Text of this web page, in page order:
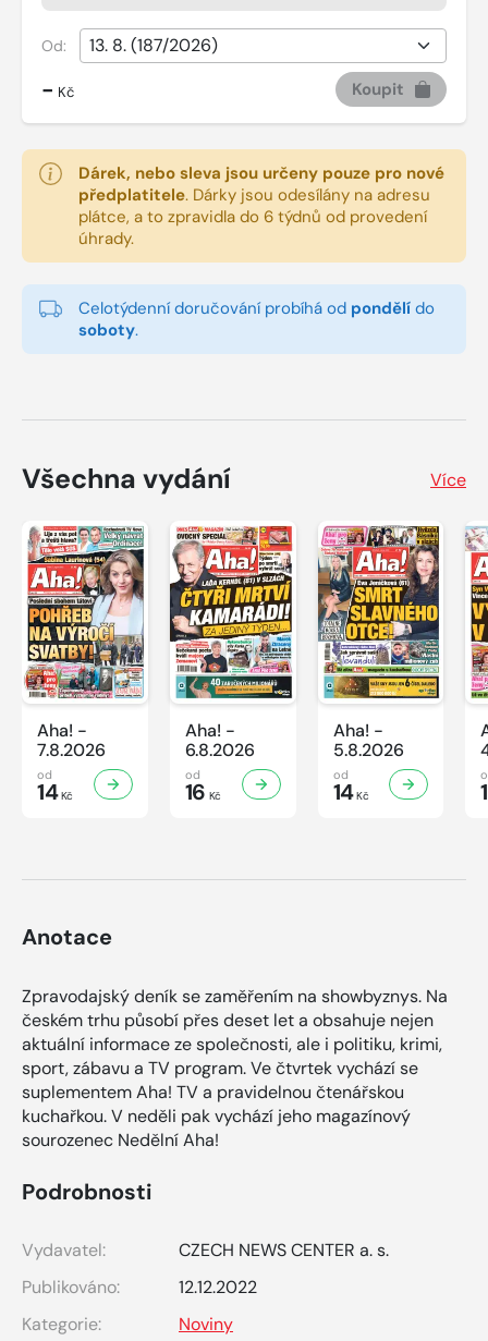
Od:
- Kč Koupit
Dárek, nebo sleva jsou určeny pouze pro nové
předplatitele. Dárky jsou odesílány na adresu
plátce, a to zpravidla do 6 týdnů od provedení
úhrady.
Celotýdenní doručování probíhá od pondělí do
soboty.
Všechna vydání Více
Aha! -
7.8.2026
od
14Kč
Aha! -
6.8.2026
od
16 Kč
Aha! -
5.8.2026
od
14Kč
Anotace
Zpravodajský deník se zaměřením na showbyznys. Na
českém trhu působí přes deset let a obsahuje nejen
aktuální informace ze společnosti, ale i politiku, krimi,
sport, zábavu a TV program. Ve čtvrtek vychází se
suplementem Aha! TV a pravidelnou čtenářskou
kuchařkou. V neděli pak vychází jeho magazínový
sourozenec Nedělní Aha!
Podrobnosti
Vydavatel:
CZECH NEWS CENTER a. s.
Publikováno:
12.12.2022
Kategorie:
Noviny